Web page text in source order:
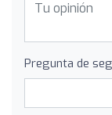
Pregunta de